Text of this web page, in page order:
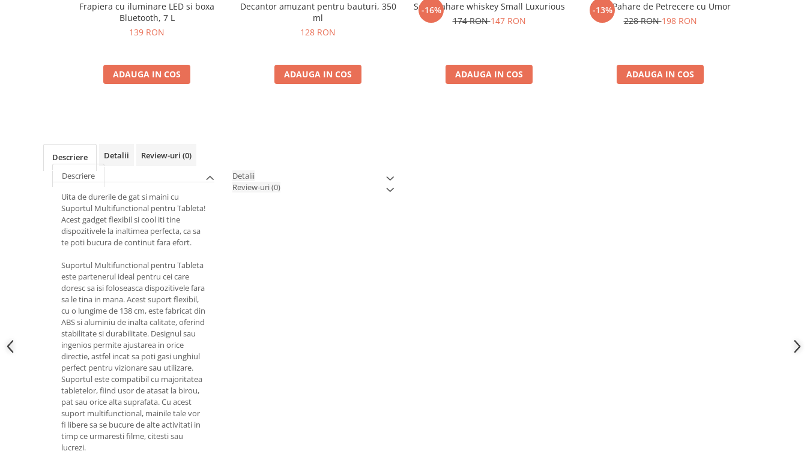
Frapiera cu iluminare LED si boxa
Bluetooth, 7 L
139 RON
ADAUGA IN COS
Decantor amuzant pentru bauturi, 350
ml
128 RON
ADAUGA IN COS
-16%
Set 6 Pahare whiskey Small Luxurious
174 RON147 RON
ADAUGA IN COS
-13%
Set 6 Pahare de Petrecere cu Umor
228 RON198 RON
ADAUGA IN COS
Descriere Detalii Review-uri (0)
Descriere
Uita de durerile de gat si maini cu
Suportul Multifunctional pentru Tableta!
Acest gadget flexibil si cool iti tine
dispozitivele la inaltimea perfecta, ca sa
te poti bucura de continut fara efort.
Suportul Multifunctional pentru Tableta
este partenerul ideal pentru cei care
doresc sa isi foloseasca dispozitivele fara
sa le tina in mana. Acest suport flexibil,
cu o lungime de 138 cm, este fabricat din
ABS si aluminiu de inalta calitate, oferind
stabilitate si durabilitate. Designul sau
ingenios permite ajustarea in orice
directie, astfel incat sa poti gasi unghiul
perfect pentru vizionare sau utilizare.
Suportul este compatibil cu majoritatea
tabletelor, fiind usor de atasat la birou,
pat sau orice alta suprafata. Cu acest
suport multifunctional, mainile tale vor
fi libere sa se bucure de alte activitati in
timp ce urmaresti filme, citesti sau
lucrezi.
Detalii
Review-uri(0)